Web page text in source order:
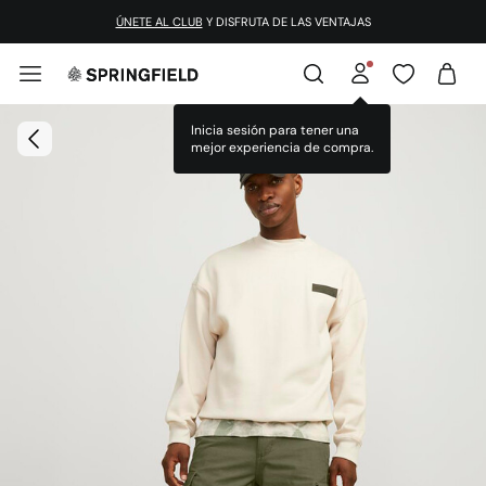
ÚNETE AL CLUB Y DISFRUTA DE LAS VENTAJAS
Inicia sesión para tener una
mejor experiencia de compra.